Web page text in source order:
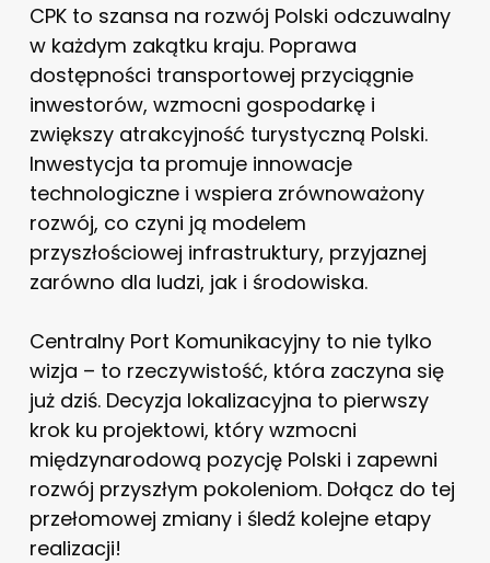
CPK to szansa na rozwój Polski odczuwalny
w każdym zakątku kraju. Poprawa
dostępności transportowej przyciągnie
inwestorów, wzmocni gospodarkę i
zwiększy atrakcyjność turystyczną Polski.
Inwestycja ta promuje innowacje
technologiczne i wspiera zrównoważony
rozwój, co czyni ją modelem
przyszłościowej infrastruktury, przyjaznej
zarówno dla ludzi, jak i środowiska.
Centralny Port Komunikacyjny to nie tylko
wizja – to rzeczywistość, która zaczyna się
już dziś. Decyzja lokalizacyjna to pierwszy
krok ku projektowi, który wzmocni
międzynarodową pozycję Polski i zapewni
rozwój przyszłym pokoleniom. Dołącz do tej
przełomowej zmiany i śledź kolejne etapy
realizacji!